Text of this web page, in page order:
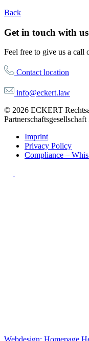
Back
Get in touch with
Feel free to give us a call
Contact location
info@eckert.law
© 2026 ECKERT
Imprint
Privacy Policy
Compliance –
Webdesign: Homepage